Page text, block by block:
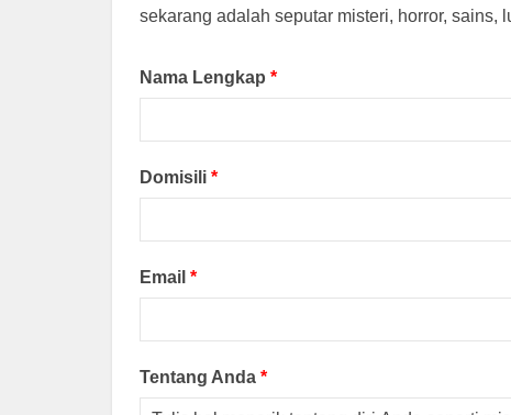
sekarang adalah seputar misteri, horror, sains,
Nama Lengkap *
Domisili *
Email *
Tentang Anda *